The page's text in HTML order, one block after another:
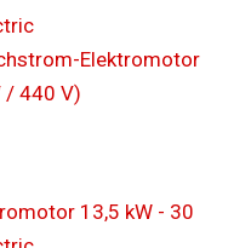
Elektromotor
/ 440 V)